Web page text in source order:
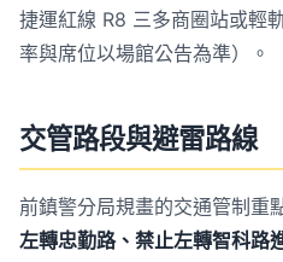
捷運紅線 R8 三多商圈站或輕
率與席位以場館公告為準）。
交管路段與避雷路線
前鎮警分局規畫的交通管制重
左轉忠勤路、禁止左轉智科路